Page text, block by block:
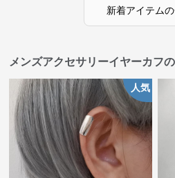
新着アイテム
メンズアクセサリーイヤーカフ
人気